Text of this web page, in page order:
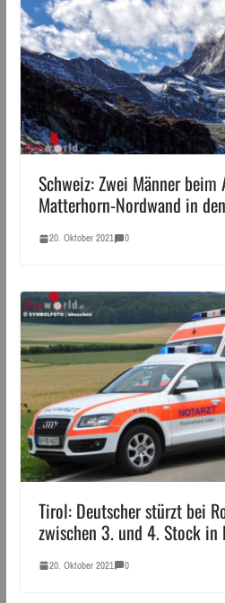
Schweiz: Zwei Männer
Matterhorn-Nordwand in
20. Oktober 2021 0
Tirol: Deutscher stürzt bei
zwischen 3. und 4. Stock in
20. Oktober 2021 0